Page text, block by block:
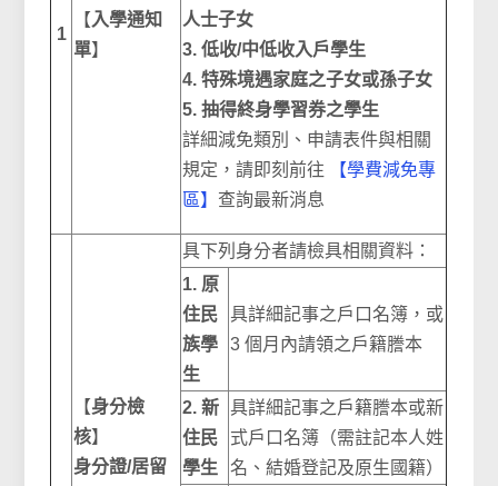
1
【入學通知
單】
人士子女
3. 低收/中低收入戶學生
4.特殊境遇家庭之子女或孫子女
5. 抽得終身學習券之學生
詳細減免類別、申請表件與相關
規定，請即刻前往
【學費減免專
區】 查詢最新消息
【身分檢
核】
身分證/居留
具下列身分者請檢具相關資料：
1. 原
住民
族學
生
具詳細記事之戶口名簿，或
3 個月內請領之戶籍謄本
2. 新
住民
學生
具詳細記事之戶籍謄本或新
式戶口名簿（需註記本人姓
名、結婚登記及原生國籍）